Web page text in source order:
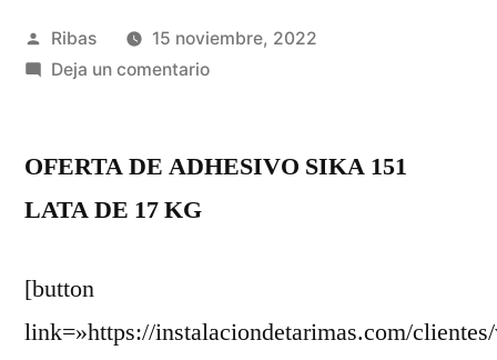
Publicado
por
Ribas
15 noviembre, 2022
Deja un comentarioen
//
OFERTA DE ADHESIVO SIKA 151
LATA DE 17 KG
[button
link=»https://instalaciondetarimas.com/